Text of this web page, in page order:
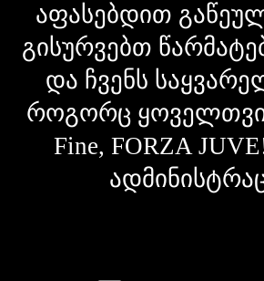
აფასებდით
გისურვებთ
და ჩვენს
როგორც
Fine, FORZA